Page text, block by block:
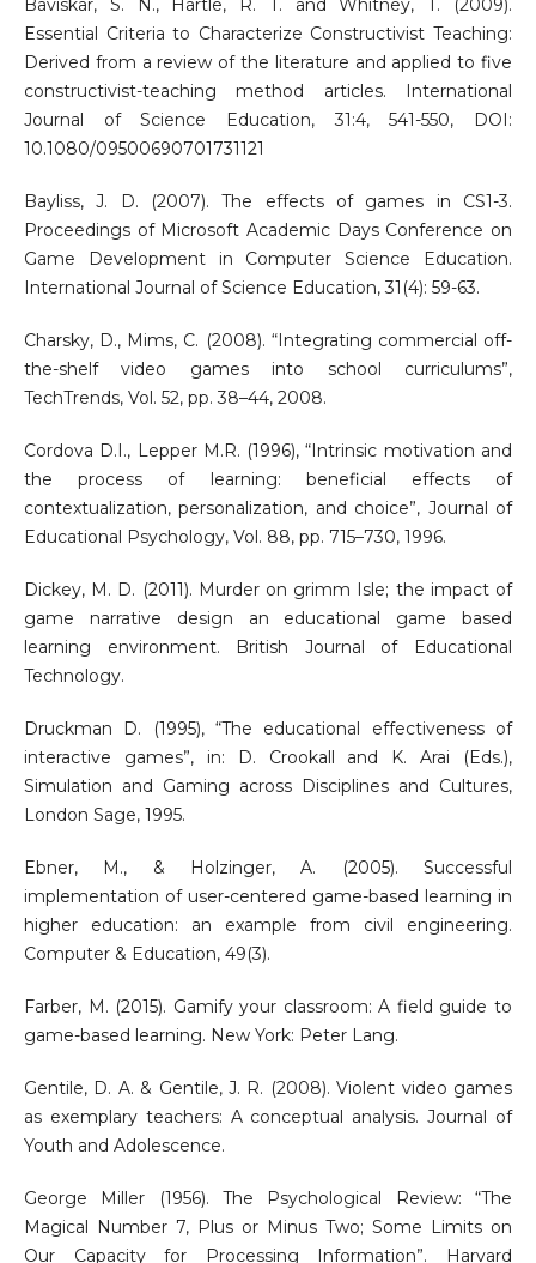
Baviskar, S. N., Hartle, R. T. and Whitney, T. (2009).
Essential Criteria to Characterize Constructivist Teaching:
Derived from a review of the literature and applied to five
constructivist-teaching method articles. International
Journal of Science Education, 31:4, 541-550, DOI:
10.1080/09500690701731121
Bayliss, J. D. (2007). The effects of games in CS1-3.
Proceedings of Microsoft Academic Days Conference on
Game Development in Computer Science Education.
International Journal of Science Education, 31(4): 59-63.
Charsky, D., Mims, C. (2008). “Integrating commercial off-
the-shelf video games into school curriculums”,
TechTrends, Vol. 52, pp. 38–44, 2008.
Cordova D.I., Lepper M.R. (1996), “Intrinsic motivation and
the process of learning: beneficial effects of
contextualization, personalization, and choice”, Journal of
Educational Psychology, Vol. 88, pp. 715–730, 1996.
Dickey, M. D. (2011). Murder on grimm Isle; the impact of
game narrative design an educational game based
learning environment. British Journal of Educational
Technology.
Druckman D. (1995), “The educational effectiveness of
interactive games”, in: D. Crookall and K. Arai (Eds.),
Simulation and Gaming across Disciplines and Cultures,
London Sage, 1995.
Ebner, M., & Holzinger, A. (2005). Successful
implementation of user-centered game-based learning in
higher education: an example from civil engineering.
Computer & Education, 49(3).
Farber, M. (2015). Gamify your classroom: A field guide to
game-based learning. New York: Peter Lang.
Gentile, D. A. & Gentile, J. R. (2008). Violent video games
as exemplary teachers: A conceptual analysis. Journal of
Youth and Adolescence.
George Miller (1956). The Psychological Review: “The
Magical Number 7, Plus or Minus Two; Some Limits on
Our Capacity for Processing Information”. Harvard